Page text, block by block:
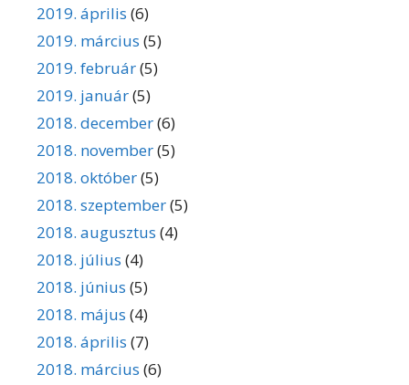
2019. április (6)
2019. március (5)
2019. február(5)
2019. január(5)
2018. december(6)
2018. november(5)
2018. október(5)
2018. szeptember(5)
2018. augusztus (4)
2018. július (4)
2018. június (5)
2018. május (4)
2018. április (7)
2018. március (6)